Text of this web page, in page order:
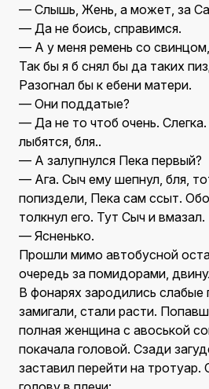
— Слышь, Жень, а может, за
— Да не боись, справимся.
— А у меня ремень со
Так бы я б снял бы да таких
Разогнал бы к ебени матери.
— Они поддатые?
— Да не то чтоб очень.
лыбятся, бля..
— А залупнулся Пека первый?
— Ага. Сыч ему шепнул, бля,
попиздели, Пека сам ссыт.
толкнул его. Тут Сыч и вмазал.
— Ясненько.
Прошли мимо автобусной
очередь за помидорами,
В фонарях зародились слабые
замигали, стали расти.
полная женщина с авоськой
покачала головой. Сзади
заставил перейти на тротуар.